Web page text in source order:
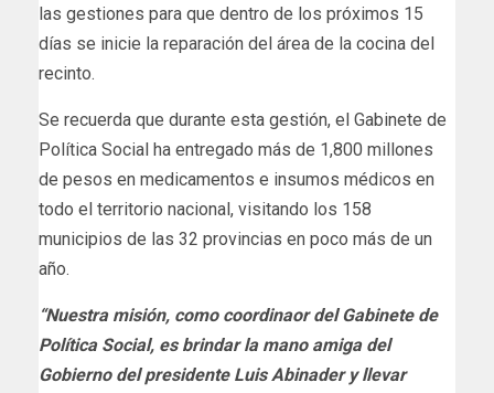
las gestiones para que dentro de los próximos 15
días se inicie la reparación del área de la cocina del
recinto.
Se recuerda que durante esta gestión, el Gabinete de
Política Social ha entregado más de 1,800 millones
de pesos en medicamentos e insumos médicos en
todo el territorio nacional, visitando los 158
municipios de las 32 provincias en poco más de un
año.
“Nuestra misión, como coordinaor del Gabinete de
Política Social, es brindar la mano amiga del
Gobierno del presidente Luis Abinader y llevar